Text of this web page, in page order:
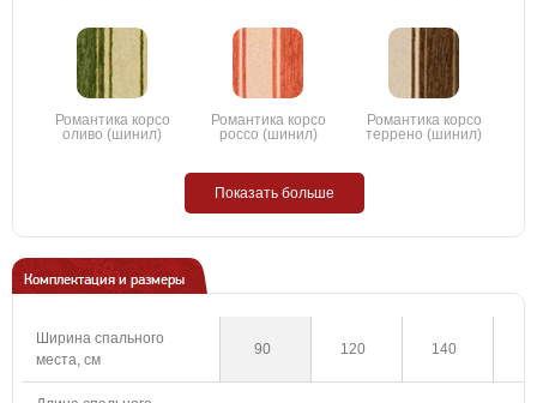
Романтика корсо
оливо (шинил)
Романтика корсо
россо (шинил)
Романтика корсо
террено (шинил)
Показать больше
Комплектация и размеры
Ширина спального
места, см
90 120 140